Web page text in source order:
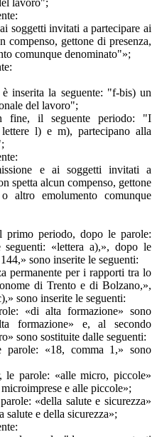
soggetti invitati a partecipare ai
compenso, gettone di presenza,
comunque denominato"»;
inserita la seguente: "f-bis) un
del lavoro";
il seguente periodo: "I
l) e m), partecipano alla
e ai soggetti invitati a
spetta alcun compenso, gettone
altro emolumento comunque
primo periodo, dopo le parole:
«lettera a),», dopo le
sono inserite le seguenti:
permanente per i rapporti tra lo
di Trento e di Bolzano,»,
sono inserite le seguenti:
«di alta formazione» sono
formazione» e, al secondo
sono sostituite dalle seguenti:
«18, comma 1,» sono
le parole: «alle micro, piccole»
e alle piccole»;
«della salute e sicurezza»
salute e della sicurezza»;